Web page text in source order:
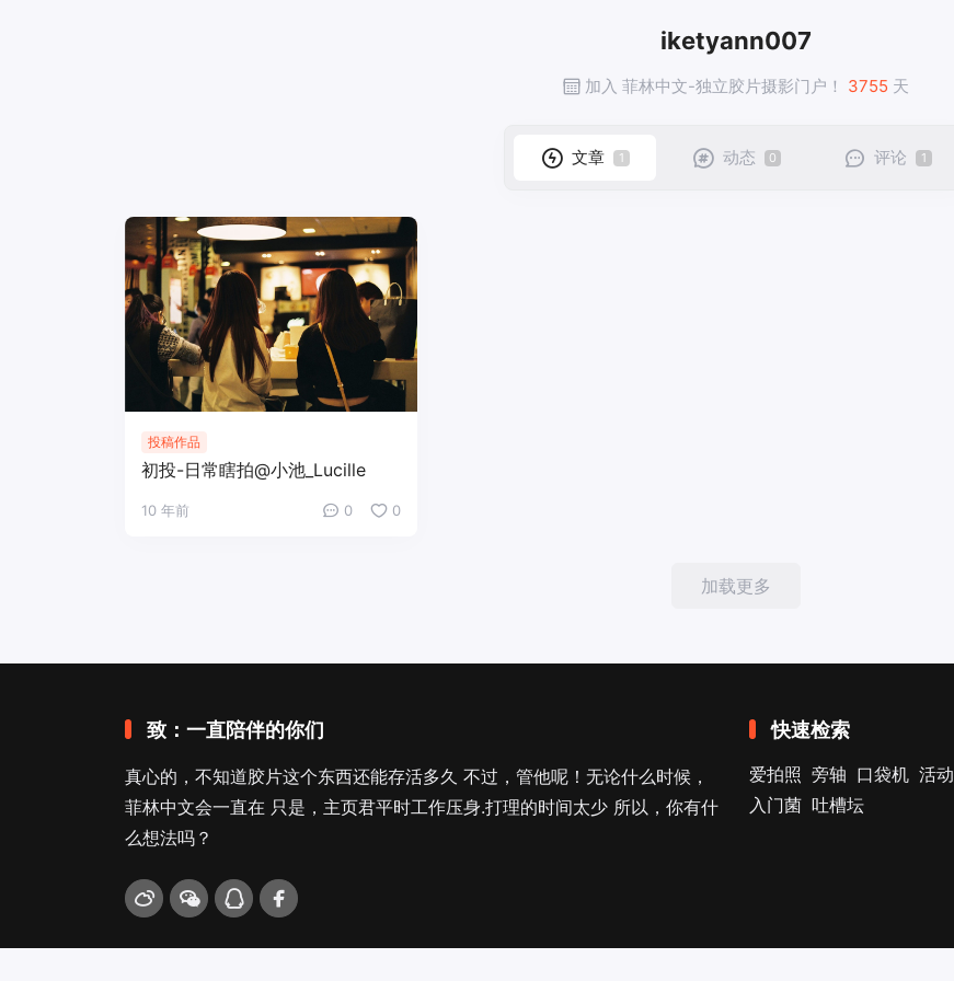
iketyann007
加入 菲林中文-独立胶片摄影门户！ 3755 天
文章 1 动态 0 评论 1
投稿作品
初投-日常瞎拍@小池_Lucille
10 年前 0 0
加载更多
致：一直陪伴的你们
真心的，不知道胶片这个东西还能存活多久 不过，管他呢！无论什么时候，
菲林中文会一直在 只是，主页君平时工作压身.打理的时间太少 所以，你有什
么想法吗？
快速检索
爱拍照 旁轴 口袋机 活动
入门菌 吐槽坛